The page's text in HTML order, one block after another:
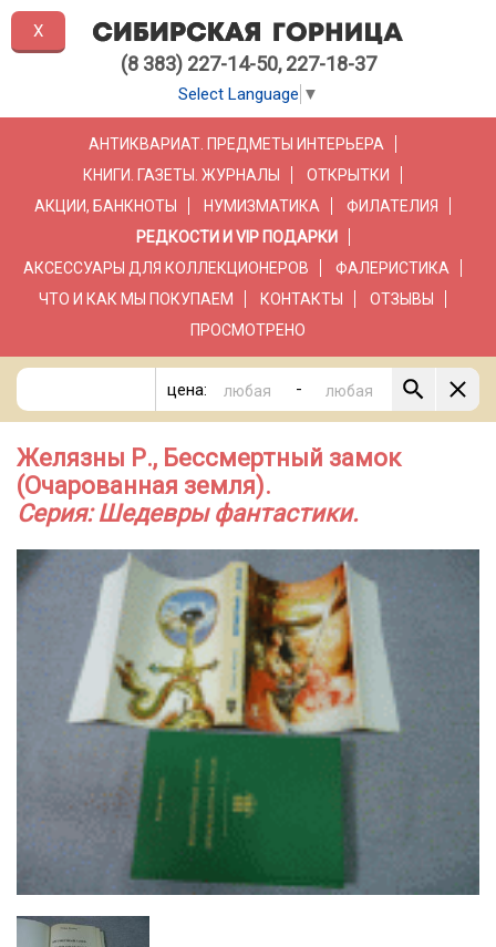
(8 383) 227-14-50, 227-18-37
Select Language ▼
АНТИКВАРИАТ. ПРЕДМЕТЫ ИНТЕРЬЕРА
КНИГИ. ГАЗЕТЫ. ЖУРНАЛЫ
ОТКРЫТКИ
АКЦИИ, БАНКНОТЫ
НУМИЗМАТИКА
ФИЛАТЕЛИЯ
РЕДКОСТИ И VIP ПОДАРКИ
АКСЕССУАРЫ ДЛЯ КОЛЛЕКЦИОНЕРОВ
ФАЛЕРИСТИКА
ЧТО И КАК МЫ ПОКУПАЕМ
КОНТАКТЫ
ОТЗЫВЫ
ПРОСМОТРЕНО
цена: -
Желязны Р., Бессмертный замок
(Очарованная земля).
Серия: Шедевры фантастики.
X